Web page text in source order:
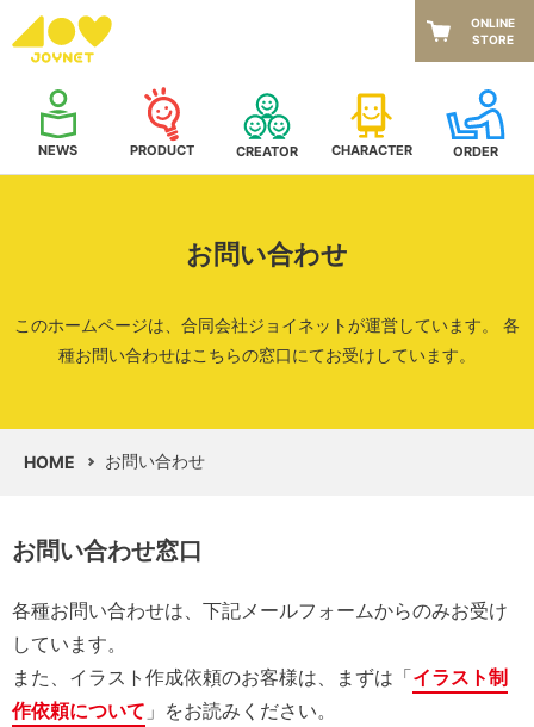
NEWS PRODUCT CREATOR CHARACTER ORDER
ONLINE
STORE
お問い合わせ
このホームページは、合同会社ジョイネットが運営しています。 各
種お問い合わせはこちらの窓口にてお受けしています。
HOME お問い合わせ
お問い合わせ窓口
各種お問い合わせは、下記メールフォームからのみお受け
しています。
また、イラスト作成依頼のお客様は、まずは「イラスト制
作依頼について 」をお読みください。